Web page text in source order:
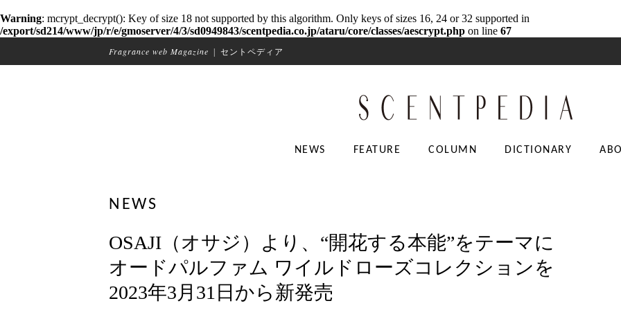
Warning: mcrypt_decrypt(): Key of size 18 not supported by this algorithm. Only keys of sizes 16, 24 or 32 supported in
/export/sd214/www/jp/r/e/gmoserver/4/3/sd0949843/scentpedia.co.jp/ataru/core/classes/aescrypt.php on line 67
Fragrance web Magazine セントペディア
NEWS FEATURE COLUMN DICTIONARY
NEWS
OSAJI（オサジ）より、“開花する本能”をテーマに
オードパルファム ワイルドローズコレクションを
2023年3月31日から新発売